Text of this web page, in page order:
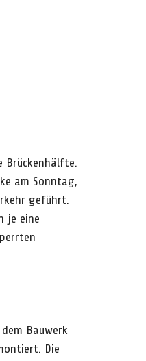
Brückenhälfte.
am Sonntag,
geführt.
je eine
Bauwerk
Die